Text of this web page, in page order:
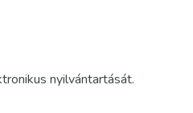
nyilvántartását.